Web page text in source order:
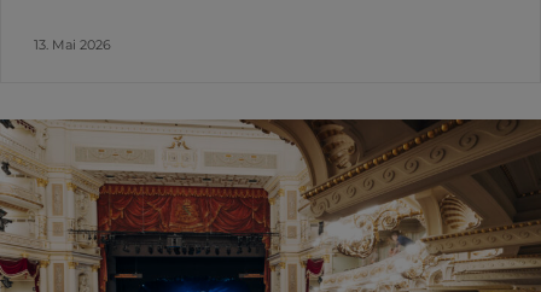
13. Mai 2026